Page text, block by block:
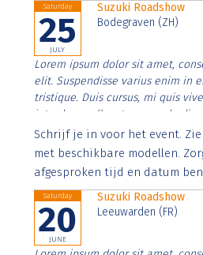
Saturday
25
JULY
Suzuki Roadshow
Bodegraven (ZH)
Lorem ipsum dolor sit amet,
elit. Suspendisse varius enim in
tristique. Duis cursus, mi quis
interdum nulla, ut commodo
Aenean faucibus nibh et justo
imperdiet. Nunc ut sem vitae
Schrijf je in voor het event.
met beschikbare modellen.
afgesproken tijd en datum
Saturday
20
JUNE
Suzuki Roadshow
Leeuwarden (FR)